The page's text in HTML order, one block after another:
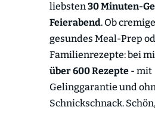
liebsten30 Minuten-
Feierabend. Ob
gesundes Meal-Prep
Familienrezepte: bei
über 600 Rezepte- mit
Gelinggarantie und
Schnickschnack.